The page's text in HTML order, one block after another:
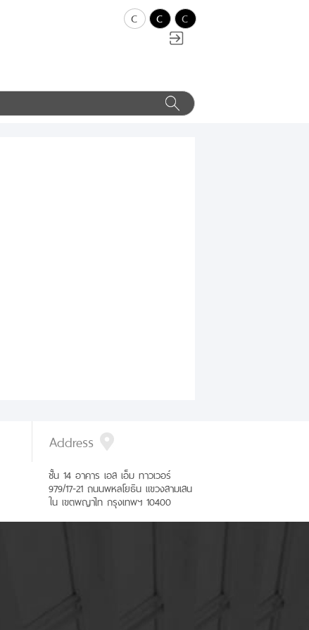
c c c
Address
ชั้น 14 อาคาร เอส เอ็ม ทาวเวอร์
979/17-21 ถนนพหลโยธิน แขวงสามเสน
ใน เขตพญาไท กรุงเทพฯ 10400